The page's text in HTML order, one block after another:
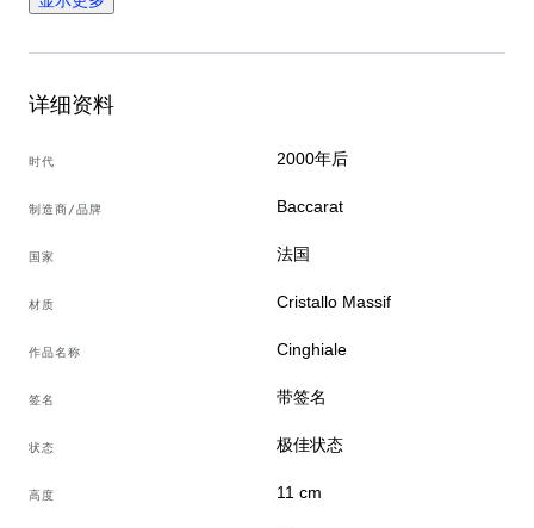
产品特点：
名。
保证其完全原装正品（见附带照片）。
• 高度：11 cm
• 重量：965 克（结构厚重紧凑）
雕塑处于极佳的保存状态。无任何缺口、划痕、不透明或
结构缺陷。水晶清澈明亮。请认真查看随附照片，照片为
包装与运输：
包装，以确保运输过程中的完好无损。将通过国际快递发
详细资料
时代 2000年后
制造商/品牌 Baccarat
国家 法国
材质 Cristallo Massif
作品名称 Cinghiale
签名 带签名
状态 极佳状态
高度 11 cm